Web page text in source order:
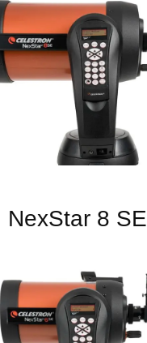
NexStar 8 SE